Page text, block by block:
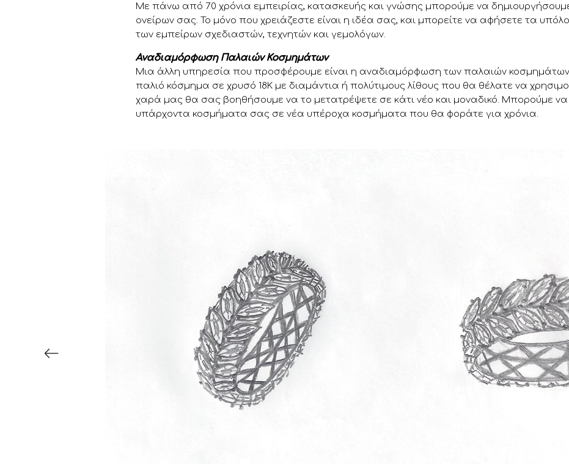
Με πάνω από 70 χρόνια εμπειρίας, κατασκευής και γνώσης μπορούμε να
ονείρων σας. Το μόνο που χρειάζεστε είναι η ιδέα σας, και μπορείτε να αφήσετε τα
των εμπείρων σχεδιαστών, τεχνητών και γεμολόγων.
Αναδιαμόρφωση Παλαιών Κοσμημάτων
Μια άλλη υπηρεσία που προσφέρουμε είναι η αναδιαμόρφωση των παλαιών κοσμημάτων
παλιό κόσμημα σε χρυσό 18Κ με διαμάντια ή πολύτιμους λίθους που θα θέλατε να
χαρά μας θα σας βοηθήσουμε να το μετατρέψετε σε κάτι νέο και μοναδικό. Μπορούμε
υπάρχοντα κοσμήματα σας σε νέα υπέροχα κοσμήματα που θα φοράτε για χρόνια.